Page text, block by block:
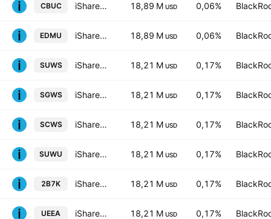
CBUC iShares IV PLC - iShares MSCI USA CTB Enhanced ESG UCITS ETF Accum Shs Hedged EUR 18,89 M USD 0,06%
EDMU iShares IV PLC - iShares MSCI USA CTB Enhanced ESG UCITS ETF Accum Shs Unhedged USD 18,89 M USD 0,06%
SUWS iShares MSCI World SRI UCITS ETF 18,21 M USD 0,17%
SGWS iShares MSCI World SRI UCITS ETF Hedged GBP 18,21 M USD 0,17%
SCWS iShares MSCI World SRI UCITS ETF Hedged CHF 18,21 M USD 0,17%
SUWU iShares MSCI World SRI UCITS ETF Hedged USD 18,21 M USD 0,17%
2B7K iShares MSCI World SRI UCITS ETF 18,21 M USD 0,17%
UEEA iShares MSCI World SRI UCITS ETF Hedged EUR 18,21 M USD 0,17%